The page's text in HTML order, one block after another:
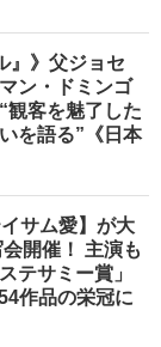
』》父ジョセ
ン・ドミンゴ
観客を魅了した
を語る”《日本
サム愛】が大
開催！ 主演も
テサミー賞」
作品の栄冠に